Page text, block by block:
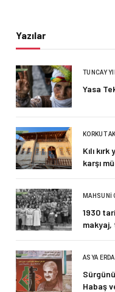
Yazılar
TUNCAY
Yasa
KORKUT
Kılı
karşı
MAHSUNI
1930
makyaj,
ASYA ERDAL
Habaş